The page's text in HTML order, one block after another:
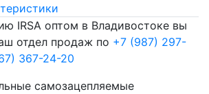
IRSA оптом в Владивостоке вы
отдел продаж по +7 (987) 297-
367-24-20
самозацепляемые